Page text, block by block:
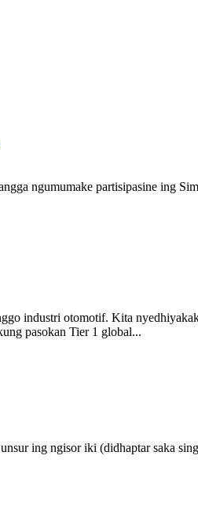
ngumumake partisipasine ing
industri otomotif. Kita
pasokan Tier 1 global...
ing ngisor iki (didhaptar saka